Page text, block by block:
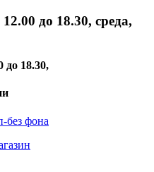
до 18.30, среда,
до 18.30,